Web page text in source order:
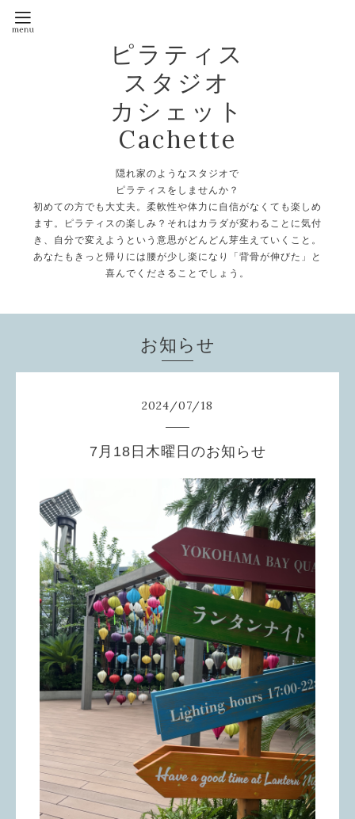
ピラティス
スタジオ
カシェット
Cachette
隠れ家のようなスタジオで
ピラティスをしませんか？
初めての方でも大丈夫。柔軟性や体力に自信がなくても楽しめ
ます。ピラティスの楽しみ？それはカラダが変わることに気付
き、自分で変えようという意思がどんどん芽生えていくこと。
あなたもきっと帰りには腰が少し楽になり「背骨が伸びた」と
喜んでくださることでしょう。
お知らせ
2024/07/18
7月18日木曜日のお知らせ